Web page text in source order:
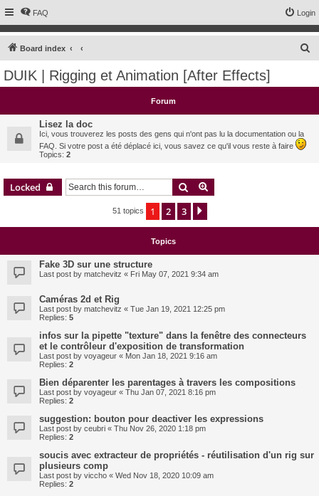
FAQ Login
Board index
c
DUIK | Rigging et Animation [After Effects]
Forum
Lisez la doc
Ici, vous trouverez les posts des gens qui n'ont pas lu la documentation ou la
FAQ. Si votre post a été déplacé ici, vous savez ce qu'il vous reste à faire
Topics: 2
Locked Search
51 topics 1 2 3
Topics
Fake 3D sur une structure
Last post by matchevitz « Fri May 07, 2021 9:34 am
Caméras 2d et Rig
Last post by matchevitz « Tue Jan 19, 2021 12:25 pm
Replies: 5
infos sur la pipette "texture" dans la fenêtre des connecteurs
et le contrôleur d'exposition de transformation
Last post by voyageur « Mon Jan 18, 2021 9:16 am
Replies: 2
Bien déparenter les parentages à travers les compositions
Last post by voyageur « Thu Jan 07, 2021 8:16 pm
Replies: 2
suggestion: bouton pour deactiver les expressions
Last post by ceubri « Thu Nov 26, 2020 1:18 pm
Replies: 2
soucis avec extracteur de propriétés - réutilisation d'un rig sur
plusieurs comp
Last post by viccho « Wed Nov 18, 2020 10:09 am
Replies: 2